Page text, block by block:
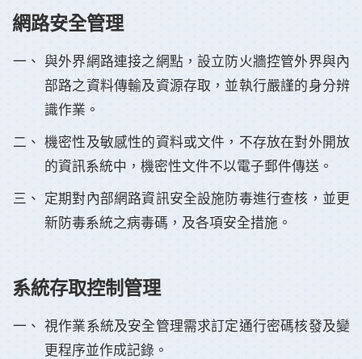
網路安全管理
與外界網路連接之網點，設立防火牆控管外界與內
部路之資料傳輸及資源存取，並執行嚴謹的身分辨
識作業。
機密性及敏感性的資料或文件，不存放在對外開放
的資訊系統中，機密性文件不以電子郵件傳送。
定期對內部網路資訊安全設施防毒進行查核，並更
新防毒系統之病毒碼，及各項安全措施。
系統存取控制管理
視作業系統及安全管理需求訂定通行密碼核發及變
更程序並作成記錄。